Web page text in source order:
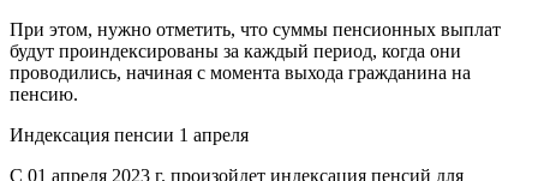
При этом, нужно отметить, что суммы пенсионных выплат
будут проиндексированы за каждый период, когда они
проводились, начиная с момента выхода гражданина на
пенсию.
Индексация пенсии 1 апреля
С 01 апреля 2023 г. произойдет индексация пенсий для